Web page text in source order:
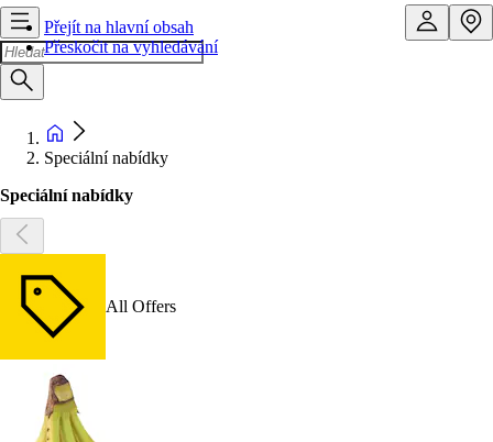
Přejít na hlavní obsah
Přeskočit na vyhledávání
Speciální nabídky
Speciální nabídky
All Offers